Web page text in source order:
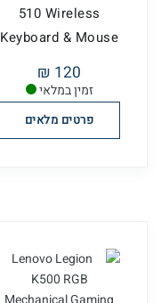
זמין במלאי
510 Wireless
Keyboard & Mouse
120 ₪
פרטים מלאים